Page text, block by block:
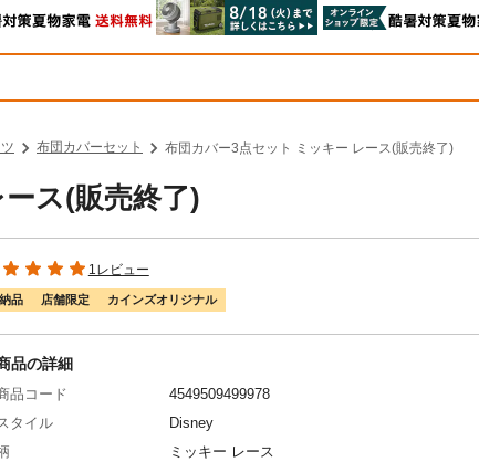
布団カバーセット 布団カバー3点セット ミッキー レース(販売終了)
ス(販売終了)
1レビュー
品 店舗限定 カインズオリジナル
品の詳細
品コード
4549509499978
タイル
Disney
ミッキー レース